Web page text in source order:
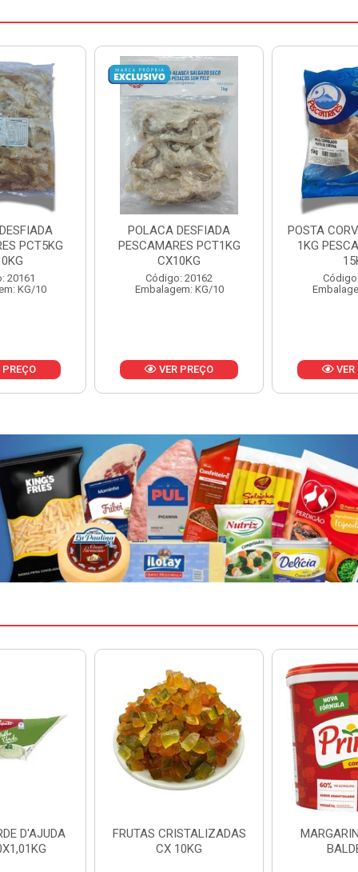
PCT1KG
20162
KG/10
PREÇO
POSTA CORVINA PACOTE
1KG PESCAMARES CX
15KG
Código: 22469
Embalagem: KG/15
VER PREÇO VER
MARGARINA PRIMOR
BALDE 3KG
CAIXA